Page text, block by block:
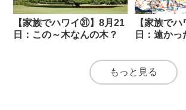
【家族でハワイ㉛】8月21
日：この～木なんの木？
【家族で
日：遠かっ
もっと見る